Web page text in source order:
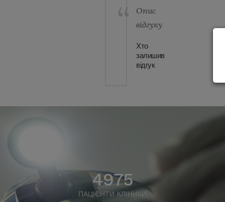
Опис
відгуку
Хто
залишив
відгук
4975
ПАЦІЄНТИ КЛІНИКИ